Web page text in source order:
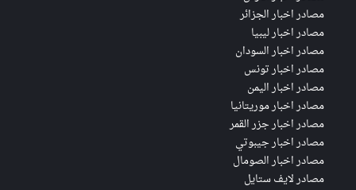
مصادر اخبار الجزائر
مصادر اخبار ليبيا
مصادر اخبار السودان
مصادر اخبار تونس
مصادر اخبار اليمن
مصادر اخبار موريتانيا
مصادر اخبار جزر القمر
مصادر اخبار جيبوتي
مصادر اخبار الصومال
مصادر لايف ستايل